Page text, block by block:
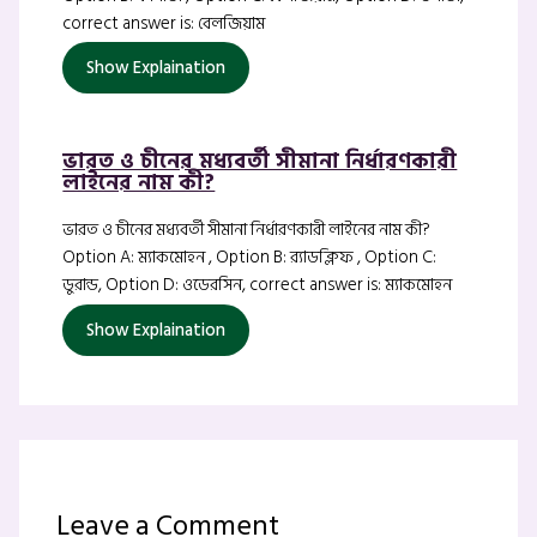
correct answer is: বেলজিয়াম
Show Explaination
ভারত ও চীনের মধ্যবর্তী সীমানা নির্ধারণকারী
লাইনের নাম কী?
ভারত ও চীনের মধ্যবর্তী সীমানা নির্ধারণকারী লাইনের নাম কী?
Option A: ম্যাকমোহন , Option B: র‍্যাডক্লিফ , Option C:
ডুরান্ড, Option D: ওডেরসিন, correct answer is: ম্যাকমোহন
Show Explaination
Leave a Comment